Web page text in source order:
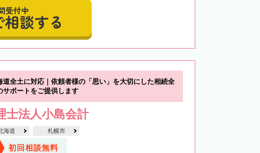
受付中
談する
道全土に対応｜依頼者様の「思い」を大切にした相続全
サポートをご提供します
士法人小島会計
海道 札幌市
初回相談無料